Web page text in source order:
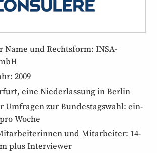
Name und Rechtsform: INSA-
2009
eine Nieder­lassung in Berlin
Umfragen zur Bundestags­wahl: ein-
Woche
und Mit­arbeiter: 14-
plus Interviewer